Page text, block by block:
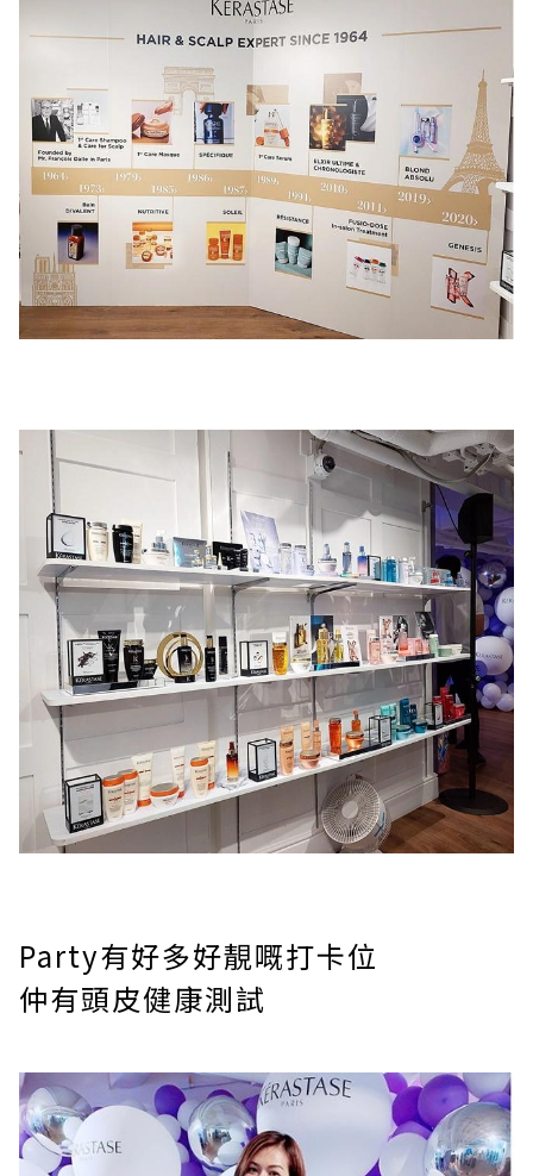
Party有好多好靚嘅打卡位
仲有頭皮健康測試